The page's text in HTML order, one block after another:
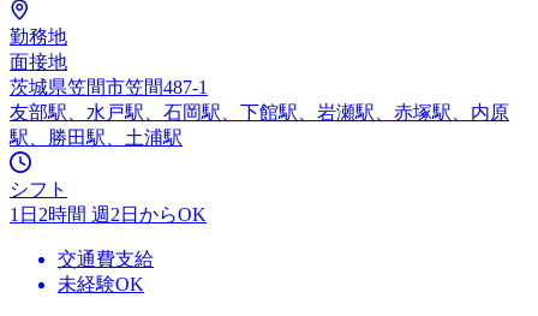
勤務地
面接地
茨城県笠間市笠間487-1
友部駅、水戸駅、石岡駅、下館駅、岩瀬駅、赤塚駅、内原
駅、勝田駅、土浦駅
シフト
1日2時間 週2日からOK
交通費支給
未経験OK